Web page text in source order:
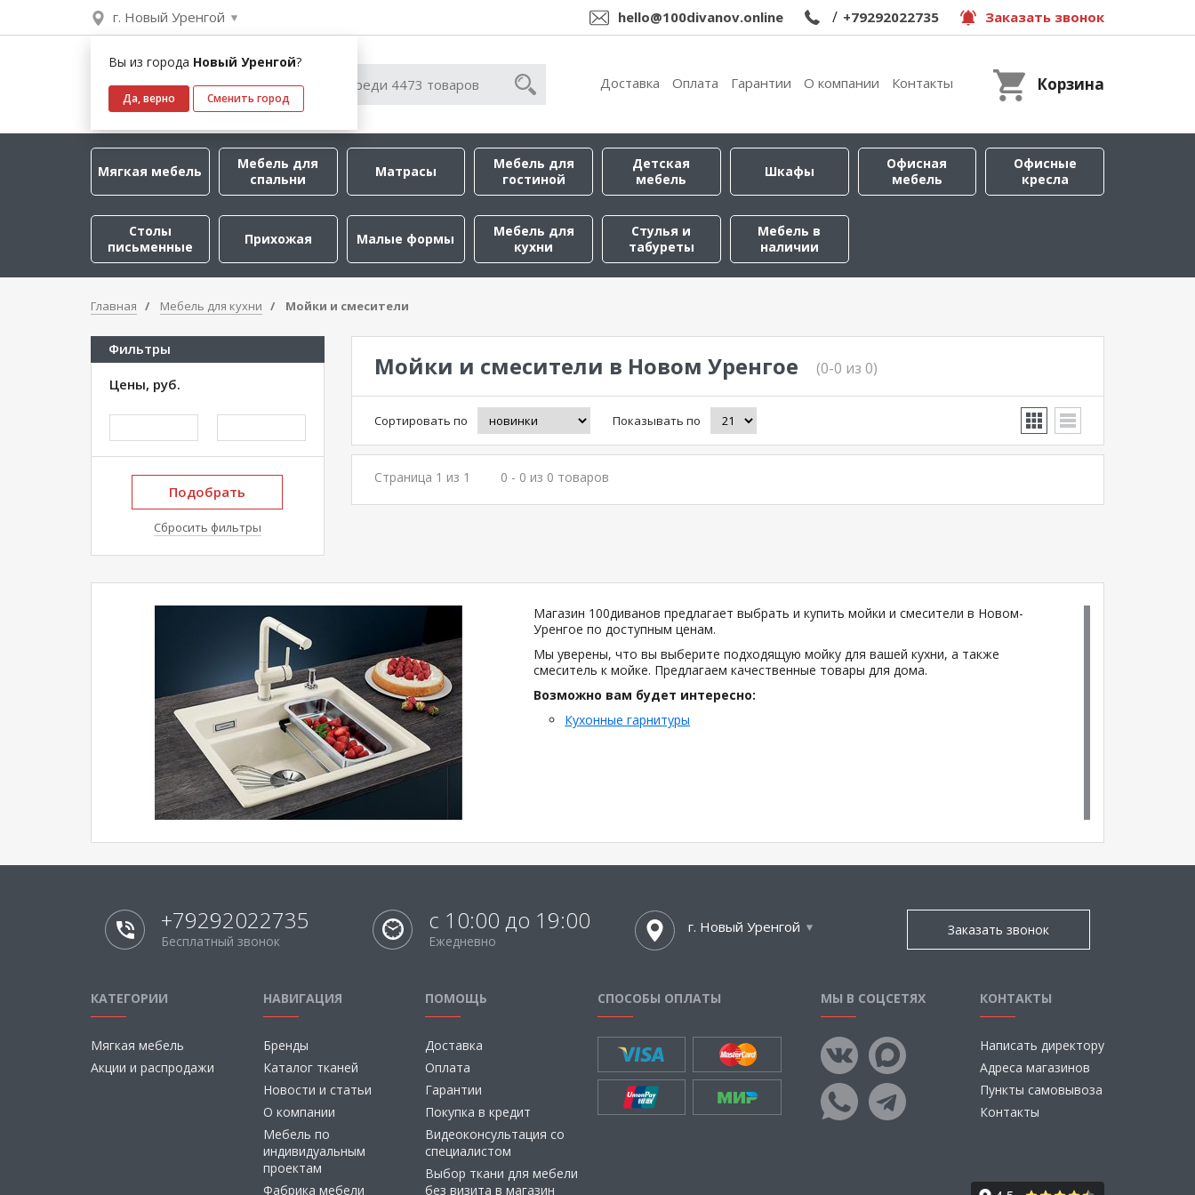
г. Новый Уренгой
Вы из города Новый Уренгой?
Да, верно Сменить город
hello@100divanov.online / +79292022735 Заказать звонок
Доставка Оплата Гарантии О компании Контакты Корзина
Мягкая мебель
Мебель для
спальни
Матрасы
Мебель для
гостиной
Детская
мебель
Шкафы
Офисная
мебель
Офисные
кресла
Столы
письменные
Прихожая Малые формы
Мебель для
кухни
Стулья и
табуреты
Мебель в
наличии
Главная Мебель для кухни Мойки и смесители
Мойки и смесители в Новом Уренгое (0-0 из 0)
Сортировать по Показывать по
Страница 1 из 1 0 - 0 из 0 товаров
Фильтры
Цены, руб.
Подобрать
Сбросить фильтры
Магазин 100диванов предлагает выбрать и купить мойки и смесители в Новом-
Уренгое по доступным ценам.
Мы уверены, что вы выберите подходящую мойку для вашей кухни, а также
смеситель к мойке. Предлагаем качественные товары для дома.
Возможно вам будет интересно:
Кухонные гарнитуры
+79292022735
Бесплатный звонок
с 10:00 до 19:00
Ежедневно
г. Новый Уренгой Заказать звонок
КАТЕГОРИИ
Мягкая мебель
Акции и распродажи
НАВИГАЦИЯ
Бренды
Каталог тканей
Новости и статьи
О компании
Мебель по
индивидуальным
проектам
Фабрика мебели
ПОМОЩЬ
Доставка
Оплата
Гарантии
Покупка в кредит
Видеоконсультация со
специалистом
Выбор ткани для мебели
без визита в магазин
СПОСОБЫ ОПЛАТЫ МЫ В СОЦСЕТЯХ КОНТАКТЫ
Написать директору
Адреса магазинов
Пункты самовывоза
Контакты